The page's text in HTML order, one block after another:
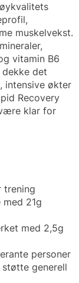
muskelvekst.
vitamin B6
det
intensive økter
Recovery
klar for
trening
21g
med 2,5g
personer
generell